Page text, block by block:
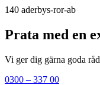
140 aderbys-ror-ab
Prata med en
Vi ger dig gärna goda
0300 – 337 00